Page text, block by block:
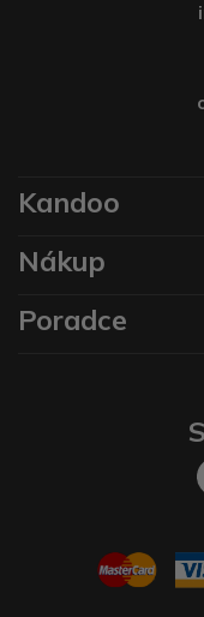
Kandoo
Nákup
Poradce